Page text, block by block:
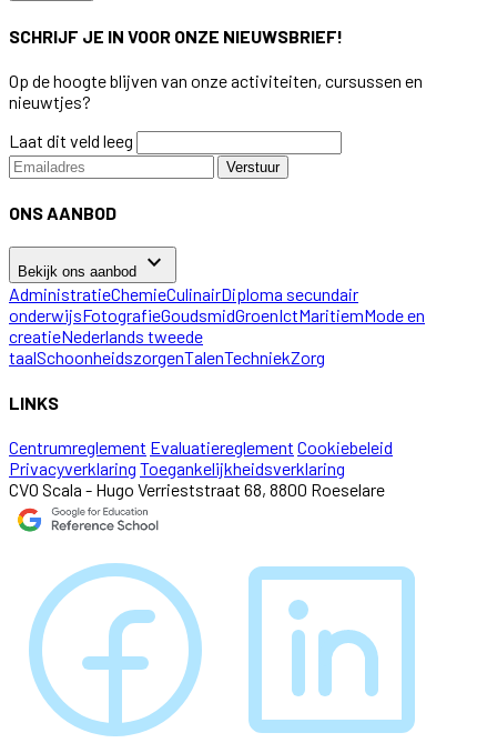
SCHRIJF JE IN VOOR ONZE NIEUWSBRIEF!
Op de hoogte blijven van onze activiteiten, cursussen en
nieuwtjes?
Laat dit veld leeg
Verstuur
ONS AANBOD
Bekijk ons aanbod keyboard_arrow_down
AdministratieChemieCulinairDiploma secundair
onderwijsFotografieGoudsmidGroenIctMaritiemMode en
creatieNederlands tweede
taalSchoonheidszorgenTalenTechniekZorg
LINKS
Centrumreglement Evaluatiereglement Cookiebeleid
Privacyverklaring Toegankelijkheidsverklaring
CVO Scala - Hugo Verrieststraat 68, 8800 Roeselare